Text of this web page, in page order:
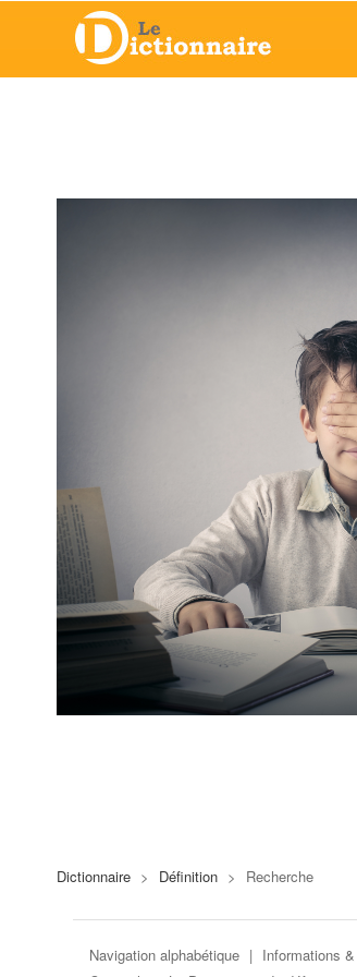
Dictionnaire > Définition > Recherche
Navigation alphabétique | Informations